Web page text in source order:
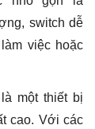
switch dễ
việc hoặc
một thiết bị
cao. Với các